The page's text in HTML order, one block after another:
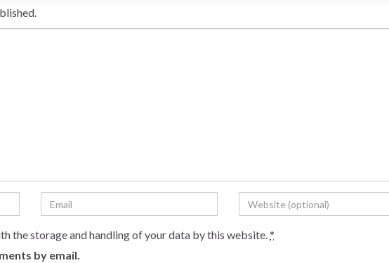
the storage and handling of your data by this website.*
by email.